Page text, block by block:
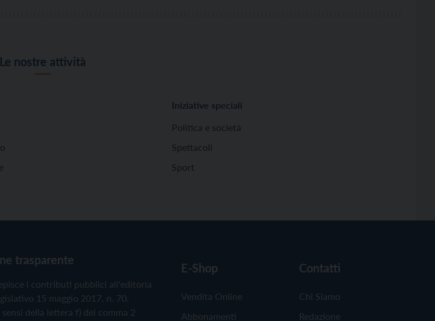
Le nostre attività
Iniziative speciali
Politica e società
Spettacoli
Sport
trasparente
i contributi pubblici all'editoria
15 maggio 2017, n. 70.
della lettera f) del comma 2
E-Shop
Vendita Online
Abbonamenti
Contatti
Chi Siamo
Redazione